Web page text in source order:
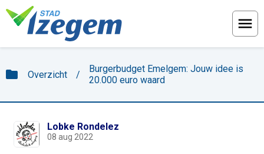
folder Overzicht /
Burgerbudget Emelgem: Jouw idee is
20.000 euro waard
Lobke Rondelez
08 aug 2022